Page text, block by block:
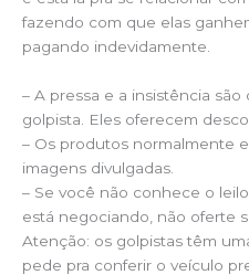
fazendo com que elas
pagando indevidamente.
– A pressa e a insistência são
golpista. Eles oferecem
– Os produtos normalmente
imagens divulgadas.
– Se você não conhece o
está negociando, não oferte
Atenção: os golpistas têm
pede pra conferir o veículo